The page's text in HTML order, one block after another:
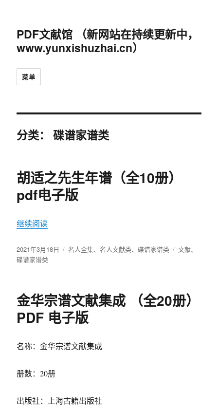
PDF文献馆 （新网站在持续更新中，
www.yunxishuzhai.cn）
菜单
分类：碟谱家谱类
胡适之先生年谱（全10册）
pdf电子版
继续阅读
发
布
2021年3月18日
分
名人全集、 名人文献类、碟谱家谱类
标
文献、
碟谱家谱类
金华宗谱文献集成 （全20册）
PDF 电子版
名称：金华宗谱文献集成
册数：20册
出版社：上海古籍出版社